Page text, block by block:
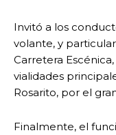
Invitó a los
volante, y
Carretera
vialidades
Rosarito, por el
Finalmente, el